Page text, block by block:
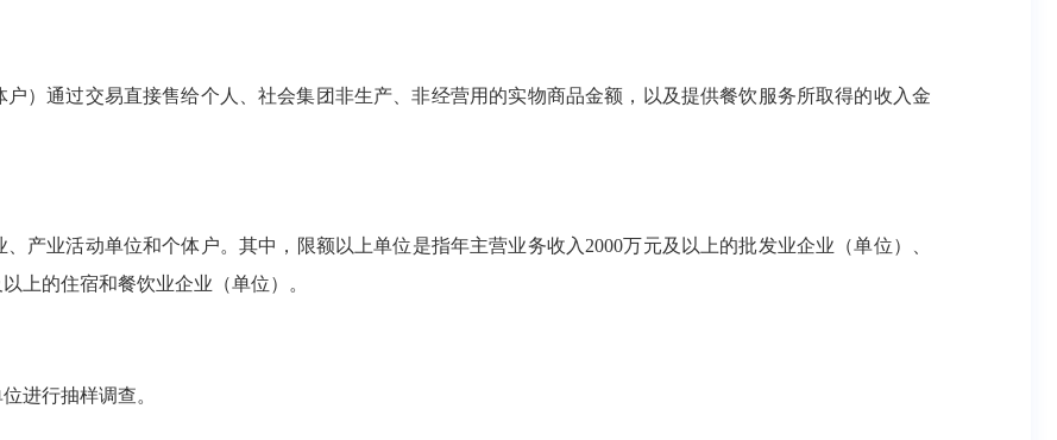
通过交易直接售给个人、社会集团非生产、非经营用的实物商品金额，以及提供餐饮服务所取得的收入金
业活动单位和个体户。其中，限额以上单位是指年主营业务收入2000万元及以上的批发业企业（单位）、
上的住宿和餐饮业企业（单位）。
进行抽样调查。